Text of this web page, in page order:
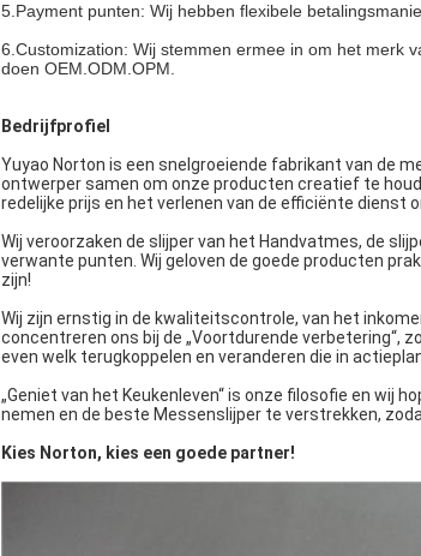
5.Payment punten: Wij hebben flexibele
6.Customization: Wij stemmen ermee in om het merk
doen OEM.ODM.OPM.
Bedrijfprofiel
Yuyao Norton is een snelgroeiende fabrikant van de
ontwerper samen om onze producten creatief te
redelijke prijs en het verlenen van de efficiënte dienst
Wij veroorzaken de slijper van het Handvatmes, de
verwante punten. Wij geloven de goede producten
zijn!
Wij zijn ernstig in de kwaliteitscontrole, van het
concentreren ons bij de „Voortdurende verbetering“,
even welk terugkoppelen en veranderen die in
„Geniet van het Keukenleven“ is onze filosofie en wij
nemen en de beste Messenslijper te verstrekken,
Kies Norton, kies een goede partner!